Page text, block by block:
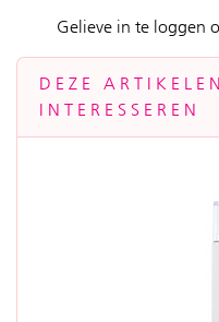
Gelieve in te loggen
DEZE
INTERESSEREN